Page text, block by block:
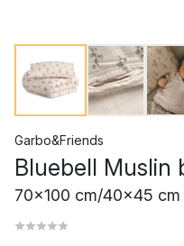
Garbo&Friends
Bluebell Muslin
70x100 cm/40x45 cm